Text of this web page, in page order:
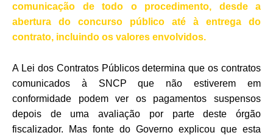
comunicação de todo o procedimento, desde a
abertura do concurso público até à entrega do
contrato, incluindo os valores envolvidos.
A Lei dos Contratos Públicos determina que os contratos
comunicados à SNCP que não estiverem em
conformidade podem ver os pagamentos suspensos
depois de uma avaliação por parte deste órgão
fiscalizador. Mas fonte do Governo explicou que esta